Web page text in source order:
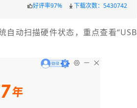
好评率97% 下载次数：5430742
自动扫描硬件状态，重点查看“USB